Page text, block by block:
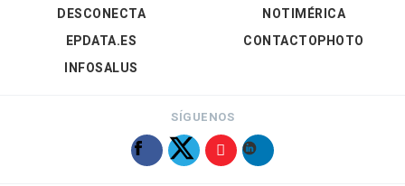
DESCONECTA
EPDATA.ES
INFOSALUS
NOTIMÉRICA
CONTACTOPHOTO
SÍGUENOS